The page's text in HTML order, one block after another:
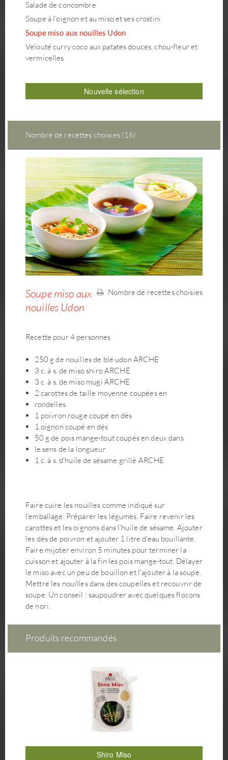
Salade de concombre
Soupe à l’oignon et au miso et ses crostini
Soupe miso aux nouilles Udon
Velouté curry coco aux patates douces, chou-fleur et
vermicelles
Nouvelle sélection
Nombre de recettes choisies (16)
Nombre de recettes choisies
Soupe miso aux
nouilles Udon
Recette pour 4 personnes
250 g de nouilles de blé udon ARCHE
3 c. à s. de miso shiro ARCHE
3 c. à s. de miso mugi ARCHE
2 carottes de taille moyenne coupées en
rondelles
1 poivron rouge coupé en dés
1 oignon coupé en dés
50 g de pois mange-tout coupés en deux dans
le sens de la longueur
1 c. à s. d'huile de sésame grillé ARCHE
Faire cuire les nouilles comme indiqué sur
l'emballage. Préparer les légumes. Faire revenir les
carottes et les oignons dans l'huile de sésame. Ajouter
les dés de poivron et ajouter 1 litre d'eau bouillante.
Faire mijoter environ 5 minutes pour terminer la
cuisson et ajouter à la fin les pois mange-tout. Délayer
le miso avec un peu de bouillon et l'ajouter à la soupe.
Mettre les nouilles dans des coupelles et recouvrir de
soupe. Un conseil : saupoudrer avec quelques flocons
de nori.
Produits recommandés
Shiro Miso